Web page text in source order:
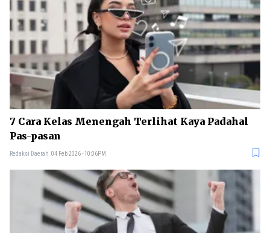
7 Cara Kelas Menengah Terlihat Kaya Padahal
Pas-pasan
Redaksi Daerah 04 Feb 2026 - 10:06PM